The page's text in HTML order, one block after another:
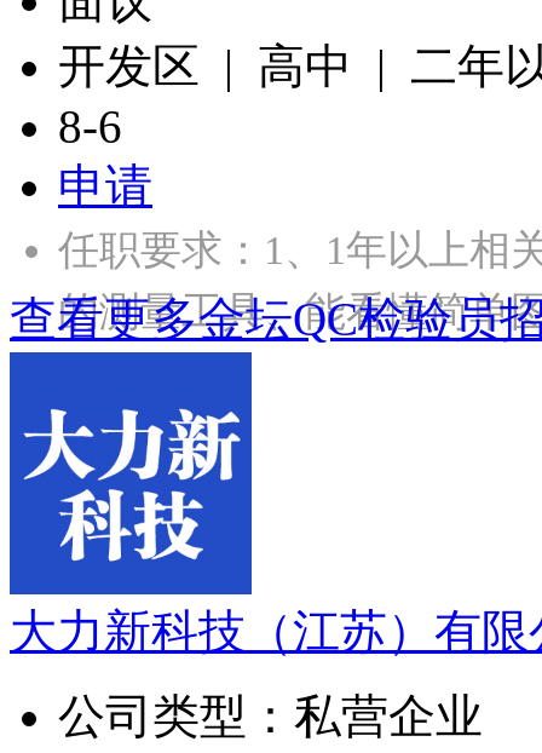
开发区 | 高中 | 二年
8-6
申请
任职要求：1、1年以上相
的测量工具、能看懂简
查看更多金坛QC检验员
大力新科技（江苏）有限
公司类型： 私营企业